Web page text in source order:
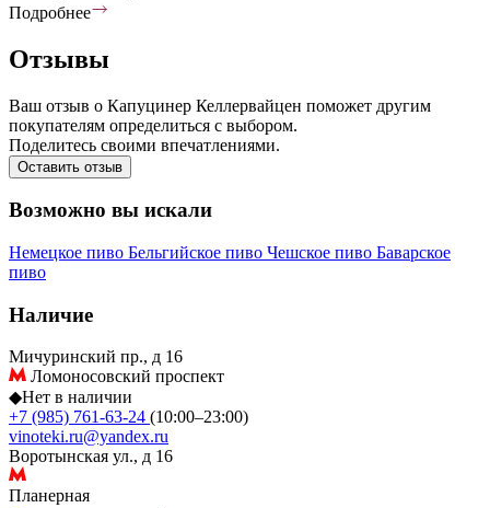
Подробнее
Отзывы
Ваш отзыв о Капуцинер Келлервайцен поможет другим
покупателям определиться с выбором.
Поделитесь своими впечатлениями.
Оставить отзыв
Возможно вы искали
Немецкое пиво Бельгийское пиво Чешское пиво Баварское
пиво
Наличие
Мичуринский пр., д 16
Ломоносовский проспект
◆Нет в наличии
+7 (985) 761-63-24 (10:00–23:00)
vinoteki.ru@yandex.ru
Воротынская ул., д 16
Планерная